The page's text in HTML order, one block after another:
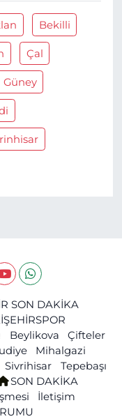
Bekilli
Çal
Güney
SON DAKİKA
Beylikova
Çifteler
Mihalgazi
Sivrihisar
Tepebaşı
SON DAKİKA
İletişim